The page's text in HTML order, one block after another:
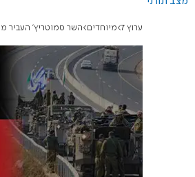
ערוץ 7 מיוחדים השר סמוטריץ' העביר